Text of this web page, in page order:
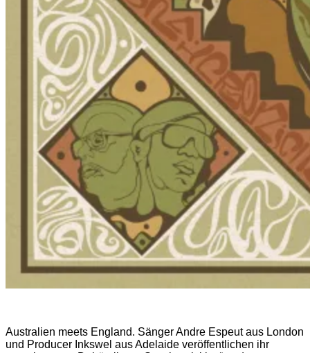
Australien meets England. Sänger Andre Espeut aus London
und Producer Inkswel aus Adelaide veröffentlichen ihr